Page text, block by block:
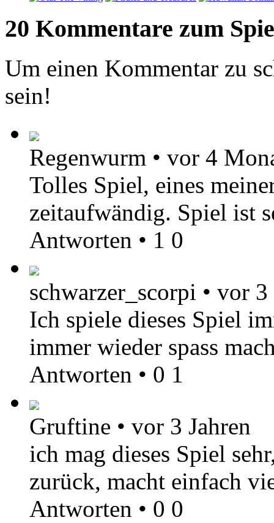
20 Kommentare zum
Um einen Kommentar zu
sein!
Regenwurm • vor 4
Tolles Spiel, eines
zeitaufwändig. Spiel ist
Antworten • 1 0
schwarzer_scorpi • vor 3
Ich spiele dieses Spiel
immer wieder spass
Antworten • 0 1
Gruftine • vor 3 Jahren
ich mag dieses Spiel
zurück, macht einfach
Antworten • 0 0